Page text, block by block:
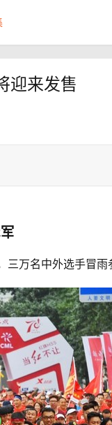
迎来发售
万名中外选手冒雨